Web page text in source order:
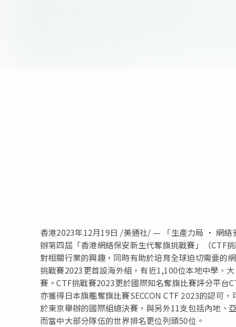
香港2023年12月19日 /美通社/ — 「生產力局 ‧ 網絡
辦第四屆「香港網絡保安新生代奪旗挑戰賽」（CTF
對相關行業的興趣，同時有助於培育全球迫切需要的
挑戰賽2023更首設海外組，有近1,100位本地中學、
賽。CTF挑戰賽2023更於國際知名奪旗比賽評分平
亦獲得日本旗艦奪旗比賽SECCON CTF 2023的認可
於東京舉辦的國際組總決賽，與另外11支包括內地、
而當中大部分隊伍的世界排名更位列頭50位。